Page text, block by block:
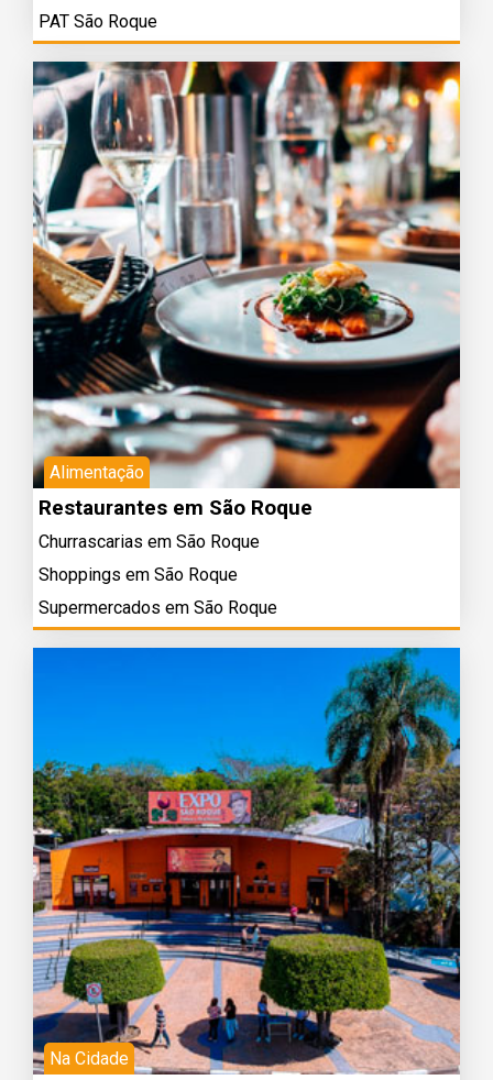
PAT São Roque
Alimentação
Restaurantes em São Roque
Churrascarias em São Roque
Shoppings em São Roque
Supermercados em São Roque
Na Cidade